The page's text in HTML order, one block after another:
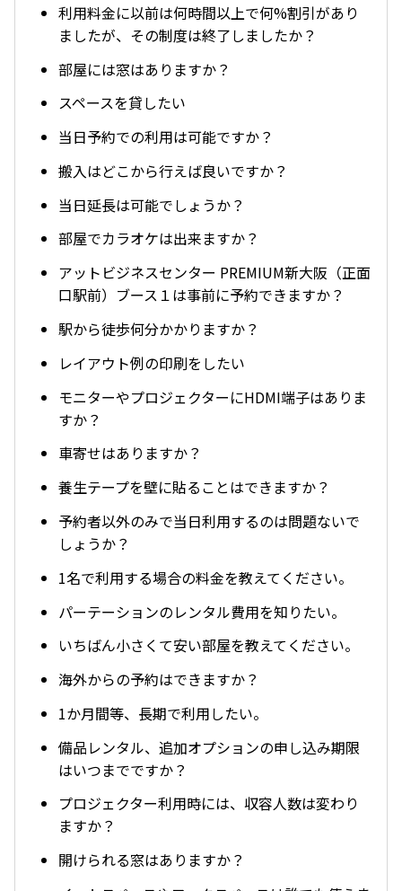
利用料金に以前は何時間以上で何%割引があり
ましたが、その制度は終了しましたか？
部屋には窓はありますか？
スペースを貸したい
当日予約での利用は可能ですか？
搬入はどこから行えば良いですか？
当日延長は可能でしょうか？
部屋でカラオケは出来ますか？
アットビジネスセンター PREMIUM新大阪（正面
口駅前）ブース１は事前に予約できますか？
駅から徒歩何分かかりますか？
レイアウト例の印刷をしたい
モニターやプロジェクターにHDMI端子はありま
すか？
車寄せはありますか？
養生テープを壁に貼ることはできますか？
予約者以外のみで当日利用するのは問題ないで
しょうか？
1名で利用する場合の料金を教えてください。
パーテーションのレンタル費用を知りたい。
いちばん小さくて安い部屋を教えてください。
海外からの予約はできますか？
1か月間等、長期で利用したい。
備品レンタル、追加オプションの申し込み期限
はいつまでですか？
プロジェクター利用時には、収容人数は変わり
ますか？
開けられる窓はありますか？